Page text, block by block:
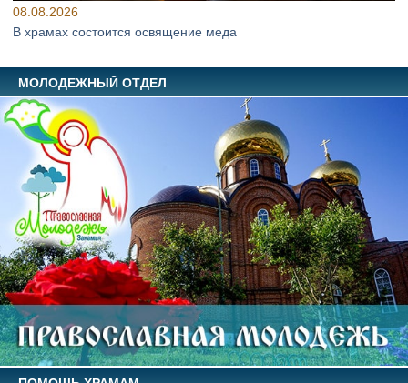
08.08.2026
В храмах состоится освящение меда
МОЛОДЕЖНЫЙ ОТДЕЛ